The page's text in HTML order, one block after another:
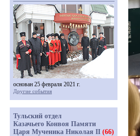
основан 25 февраля 2021 г.
Другие события
Тульский отдел
Казачьего Конвоя Памяти
Царя Мученика Николая II (66)